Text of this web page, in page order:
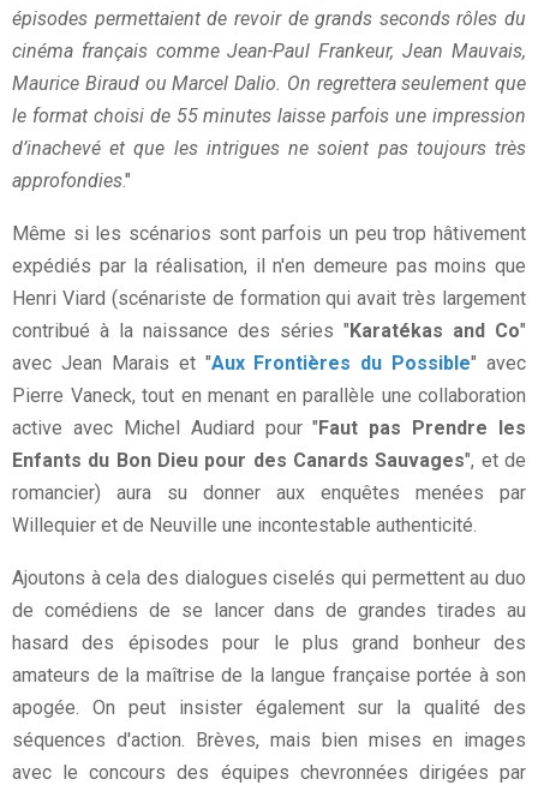
épisodes permettaient de revoir de grands seconds rôles du
cinéma français comme Jean-Paul Frankeur, Jean Mauvais,
Maurice Biraud ou Marcel Dalio. On regrettera seulement que
le format choisi de 55 minutes laisse parfois une impression
d’inachevé et que les intrigues ne soient pas toujours très
approfondies."
Même si les scénarios sont parfois un peu trop hâtivement
expédiés par la réalisation, il n'en demeure pas moins que
Henri Viard (scénariste de formation qui avait très largement
contribué à la naissance des séries "Karatékas and Co"
avec Jean Marais et "Aux Frontières du Possible" avec
Pierre Vaneck, tout en menant en parallèle une collaboration
active avec Michel Audiard pour "Faut pas Prendre les
Enfants du Bon Dieu pour des Canards Sauvages", et de
romancier) aura su donner aux enquêtes menées par
Willequier et de Neuville une incontestable authenticité.
Ajoutons à cela des dialogues ciselés qui permettent au duo
de comédiens de se lancer dans de grandes tirades au
hasard des épisodes pour le plus grand bonheur des
amateurs de la maîtrise de la langue française portée à son
apogée. On peut insister également sur la qualité des
séquences d'action. Brèves, mais bien mises en images
avec le concours des équipes chevronnées dirigées par